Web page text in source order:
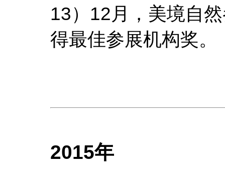
13）12月，美境自
得最佳参展机构奖。
2015年